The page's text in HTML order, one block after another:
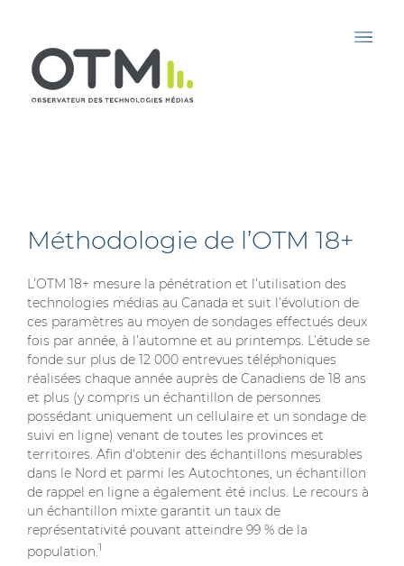
Méthodologie de l’OTM 18+
L’OTM 18+ mesure la pénétration et l’utilisation des
technologies médias au Canada et suit l’évolution de
ces paramètres au moyen de sondages effectués deux
fois par année, à l’automne et au printemps. L’étude se
fonde sur plus de 12 000 entrevues téléphoniques
réalisées chaque année auprès de Canadiens de 18 ans
et plus (y compris un échantillon de personnes
possédant uniquement un cellulaire et un sondage de
suivi en ligne) venant de toutes les provinces et
territoires. Afin d'obtenir des échantillons mesurables
dans le Nord et parmi les Autochtones, un échantillon
de rappel en ligne a également été inclus. Le recours à
un échantillon mixte garantit un taux de
représentativité pouvant atteindre 99 % de la
population.1